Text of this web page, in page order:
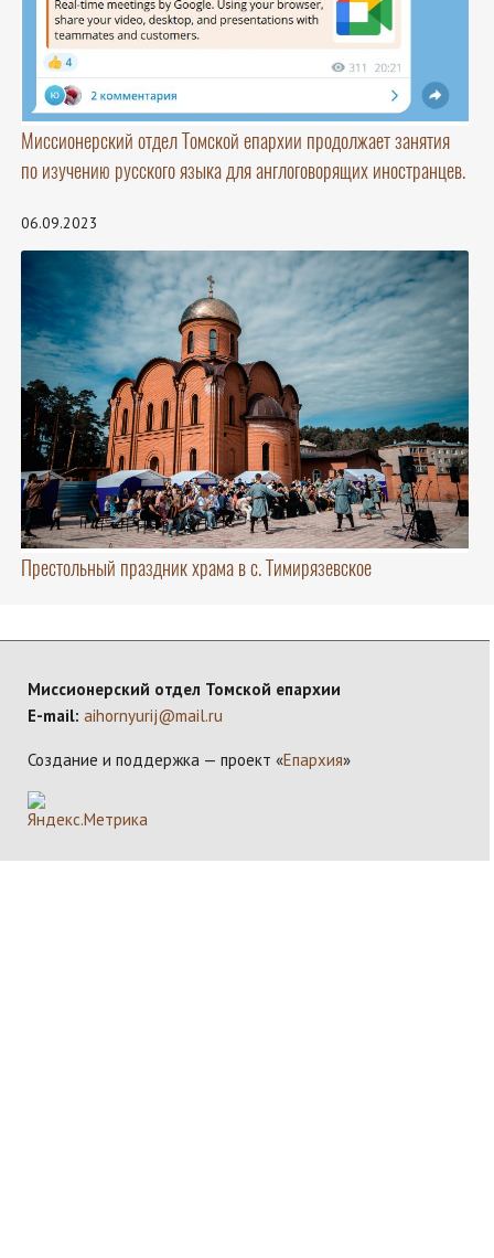
Миссионерский отдел Томской епархии продолжает занятия
по изучению русского языка для англоговорящих иностранцев.
06.09.2023
Престольный праздник храма в с. Тимирязевское
Миссионерский отдел Томской епархии
E-mail: aihornyurij@mail.ru
Создание и поддержка — проект «Епархия»